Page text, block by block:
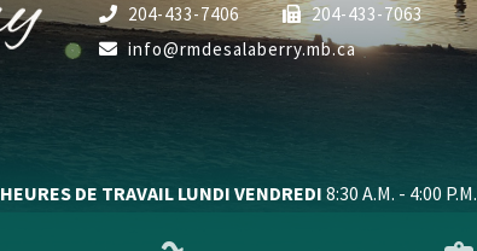
204-433-7406
204-433-7063
info@rmdesalaberry.mb.ca
HEURES DE TRAVAIL LUNDI VENDREDI 8:30 A.M. - 4:00 P.M.